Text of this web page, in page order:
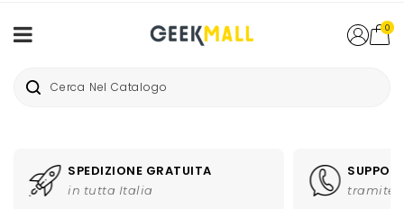
0
SPEDIZIONE GRATUITA
in tutta Italia tramite